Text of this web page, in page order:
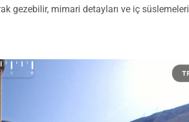
gezebilir, mimari detayları ve iç süslemeleri